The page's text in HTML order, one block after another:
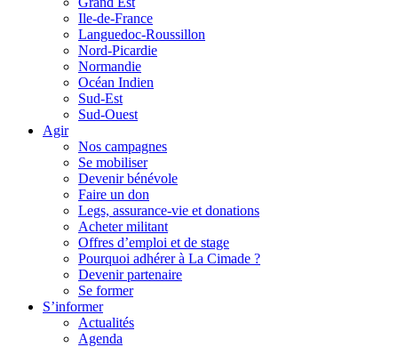
Ile-de-France
Languedoc-Roussillon
Nord-Picardie
Normandie
Océan Indien
Sud-Est
Sud-Ouest
Agir
Nos campagnes
Se mobiliser
Devenir bénévole
Faire un don
Legs, assurance-vie et donations
Acheter militant
Offres d’emploi et de stage
Pourquoi adhérer à La Cimade ?
Devenir partenaire
Se former
S’informer
Actualités
Agenda